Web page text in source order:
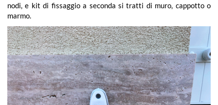
nodi, e kit di fissaggio a seconda si tratti di muro, cappotto o
marmo.